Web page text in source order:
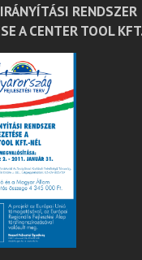
RENDSZER
A CENTER TOOL